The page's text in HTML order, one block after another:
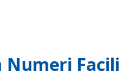
Numeri Facili